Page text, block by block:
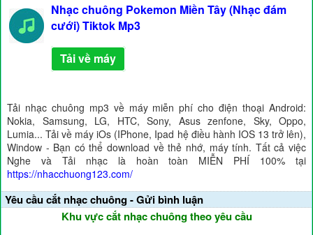
Nhạc chuông Pokemon Miền Tây (Nhạc đám
cưới) Tiktok Mp3
Tải về máy
Tải nhạc chuông mp3 về máy miễn phí cho điện thoại Android:
Nokia, Samsung, LG, HTC, Sony, Asus zenfone, Sky, Oppo,
Lumia... Tải về máy iOs (IPhone, Ipad hệ điều hành IOS 13 trở lên),
Window - Bạn có thể download về thẻ nhớ, máy tính. Tất cả việc
Nghe và Tải nhạc là hoàn toàn MIỄN PHÍ 100% tại
https://nhacchuong123.com/
Yêu cầu cắt nhạc chuông - Gửi bình luận
Khu vực cắt nhạc chuông theo yêu cầu